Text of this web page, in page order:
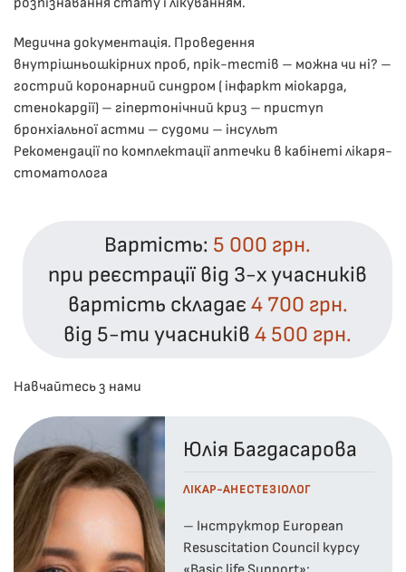
Медична документація. Проведення
внутрішньошкірних проб, прік-тестів – можна чи ні? –
гострий коронарний синдром ( інфаркт міокарда,
стенокардії) – гіпертонічний криз – приступ
бронхіальної астми – судоми – інсульт
Рекомендації по комплектації аптечки в кабінеті лікаря-
стоматолога
Вартість: 5 000 грн.
при реєстрації від 3-х учасників
вартість складає 4 700 грн.
від 5-ти учасників 4 500 грн.
Навчайтесь з нами
Юлія Багдасарова
ЛІКАР-АНЕСТЕЗІОЛОГ
– Інструктор European
Resuscitation Council курсу